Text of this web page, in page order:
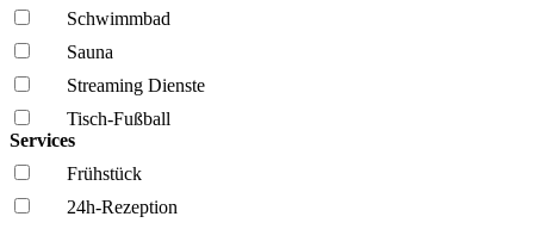
Schwimmbad
Sauna
Streaming Dienste
Tisch-Fußball
Services
Frühstück
24h-Rezeption